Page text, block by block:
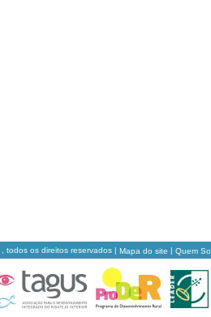
todos os direitos reservados | Mapa do site | Quem